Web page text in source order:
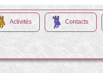
Activités Contacts